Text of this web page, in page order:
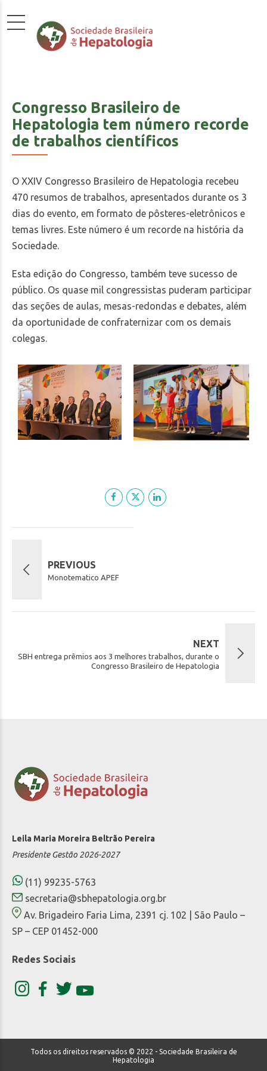
Congresso Brasileiro de
Hepatologia tem número recorde
de trabalhos científicos
O XXIV Congresso Brasileiro de Hepatologia recebeu
470 resumos de trabalhos, apresentados durante os 3
dias do evento, em formato de pôsteres-eletrônicos e
temas livres. Este número é um recorde na história da
Sociedade.
Esta edição do Congresso, também teve sucesso de
público. Os quase mil congressistas puderam participar
das seções de aulas, mesas-redondas e debates, além
da oportunidade de confraternizar com os demais
colegas.
PREVIOUS
Monotematico APEF
NEXT
SBH entrega prêmios aos 3 melhores trabalhos, durante o
Congresso Brasileiro de Hepatologia
Leila Maria Moreira Beltrão Pereira
Presidente Gestão 2026-2027
(11) 99235-5763
secretaria@sbhepatologia.org.br
Av. Brigadeiro Faria Lima, 2391 cj. 102 | São Paulo –
SP – CEP 01452-000
Redes Sociais
Todos os direitos reservados © 2022 - Sociedade Brasileira de
Hepatologia